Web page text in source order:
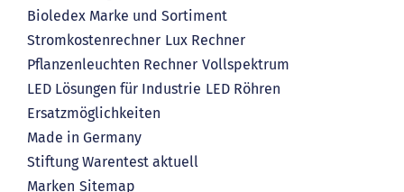
Bioledex Marke und Sortiment
Stromkostenrechner Lux Rechner
Pflanzenleuchten Rechner Vollspektrum
LED Lösungen für Industrie LED Röhren
Ersatzmöglichkeiten
Made in Germany
Stiftung Warentest aktuell
Marken Sitemap